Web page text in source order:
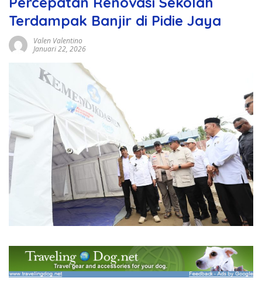
Terdampak Banjir di Pidie Jaya
Valen Valentino
Januari 22, 2026